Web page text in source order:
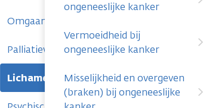
Omgaan met niet meer beter worden
Palliatieve zorg
Lichamelijke klachten
ongeneeslijke kanker
Vermoeidheid bij
ongeneeslijke kanker
Misselijkheid en overgeven
(braken) bij ongeneeslijke